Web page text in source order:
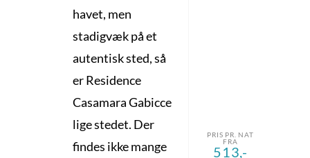
havet, men
stadigvæk på et
autentisk sted, så
er Residence
Casamara Gabicce
lige stedet. Der
findes ikke mange
PRIS PR. NAT
FRA
513,-